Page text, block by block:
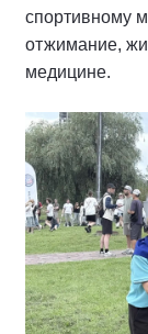
спортивному
отжимание,
медицине.